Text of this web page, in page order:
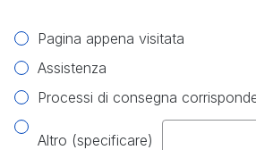
Pagina appena visitata
Assistenza
Processi di consegna
Altro (specificare)